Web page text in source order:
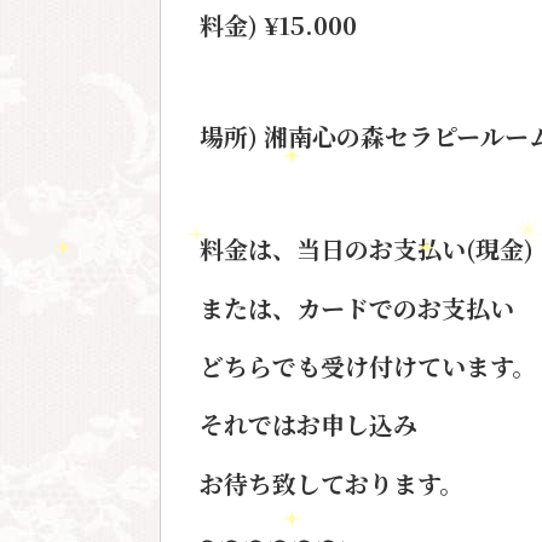
料金) ¥15.000
場所) 湘南心の森セラピールー
料金は、当日のお支払い(現金)
または、カードでのお支払い
どちらでも受け付けています。
それではお申し込み
お待ち致しております。